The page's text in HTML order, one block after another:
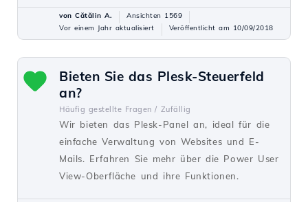
von Cătălin A.
Ansichten 1569
Vor einem Jahr aktualisiert
Veröffentlicht am 10/09/2018
Bieten Sie das Plesk-Steuerfeld
an?
Häufig gestellte Fragen / Zufällig
Wir bieten das Plesk-Panel an, ideal für die
einfache Verwaltung von Websites und E-
Mails. Erfahren Sie mehr über die Power User
View-Oberfläche und ihre Funktionen.